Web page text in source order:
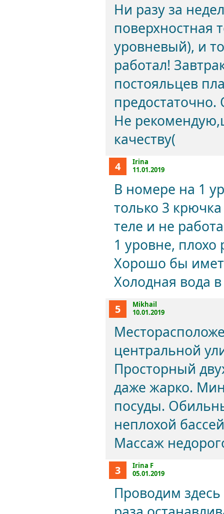
Ни разу за
поверхностная
уровневый), и
работал!
постояльцев
Не
качеству(
4
Irina
11.01.2019
В номере на 1
только 3
теле и не
1 уровне, плохо
Хорошо бы
Холодная вода
5
Mikhail
10.01.2019
центральной
Просторный
даже жарко.
посуды.
неплохой
Массаж
3
Irina F
05.01.2019
Проводим